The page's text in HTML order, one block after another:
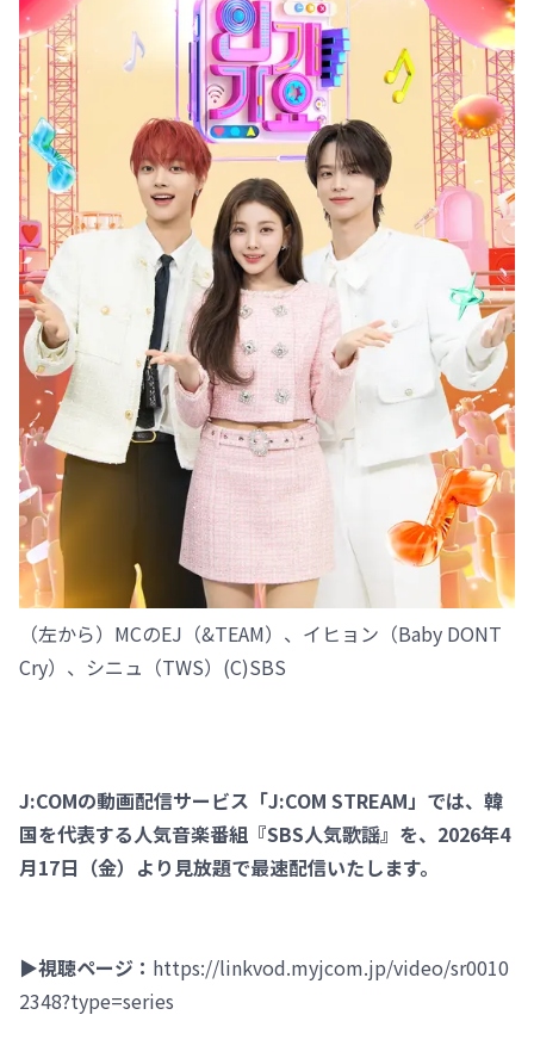
（左から）MCのEJ（&TEAM）、イヒョン（Baby DONT
Cry）、シニュ（TWS）(C)SBS
J:COMの動画配信サービス「J:COM STREAM」では、韓
国を代表する人気音楽番組『SBS人気歌謡』を、2026年4
月17日（金）より見放題で最速配信いたします。
▶視聴ページ： https://linkvod.myjcom.jp/video/sr0010
2348?type=series